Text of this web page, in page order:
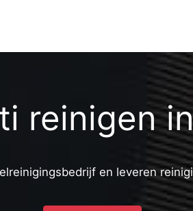
reinigen
en leveren